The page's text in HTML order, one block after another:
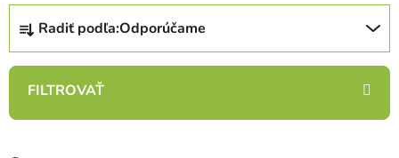
R
d
n
Radiť podľa:Odporúčame